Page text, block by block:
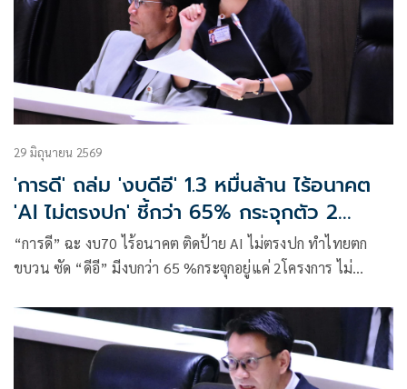
29 มิถุนายน 2569
'การดี' ถล่ม 'งบดีอี' 1.3 หมื่นล้าน ไร้อนาคต
'AI ไม่ตรงปก' ชี้กว่า 65% กระจุกตัว 2
โครงการ
“การดี” ฉะ งบ70 ไร้อนาคต ติดป้าย AI ไม่ตรงปก ทำไทยตก
ขบวน ซัด “ดีอี” มีงบกว่า 65 %กระจุกอยู่แค่ 2โครงการ ไม่
ว่าพาประเทศไปทางไหน